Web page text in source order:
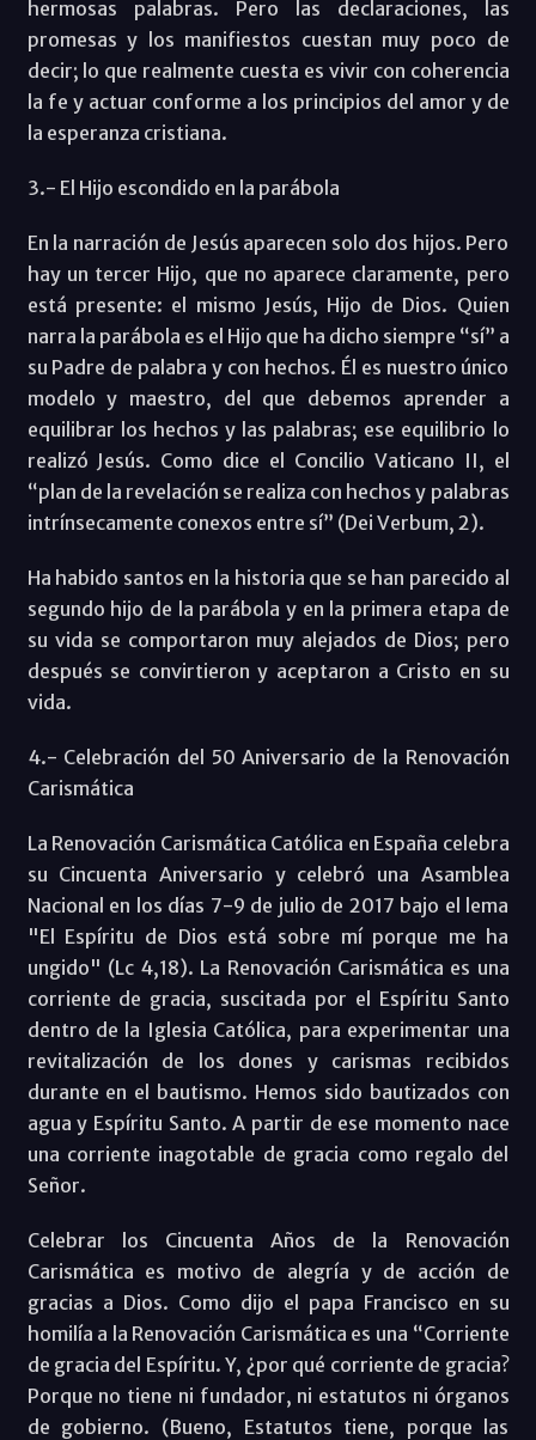
hermosas palabras. Pero las declaraciones, las
promesas y los manifiestos cuestan muy poco de
decir; lo que realmente cuesta es vivir con coherencia
la fe y actuar conforme a los principios del amor y de
la esperanza cristiana.
3.- El Hijo escondido en la parábola
En la narración de Jesús aparecen solo dos hijos. Pero
hay un tercer Hijo, que no aparece claramente, pero
está presente: el mismo Jesús, Hijo de Dios. Quien
narra la parábola es el Hijo que ha dicho siempre “sí” a
su Padre de palabra y con hechos. Él es nuestro único
modelo y maestro, del que debemos aprender a
equilibrar los hechos y las palabras; ese equilibrio lo
realizó Jesús. Como dice el Concilio Vaticano II, el
“plan de la revelación se realiza con hechos y palabras
intrínsecamente conexos entre sí” (Dei Verbum, 2).
Ha habido santos en la historia que se han parecido al
segundo hijo de la parábola y en la primera etapa de
su vida se comportaron muy alejados de Dios; pero
después se convirtieron y aceptaron a Cristo en su
vida.
4.- Celebración del 50 Aniversario de la Renovación
Carismática
La Renovación Carismática Católica en España celebra
su Cincuenta Aniversario y celebró una Asamblea
Nacional en los días 7-9 de julio de 2017 bajo el lema
"El Espíritu de Dios está sobre mí porque me ha
ungido" (Lc 4,18). La Renovación Carismática es una
corriente de gracia, suscitada por el Espíritu Santo
dentro de la Iglesia Católica, para experimentar una
revitalización de los dones y carismas recibidos
durante en el bautismo. Hemos sido bautizados con
agua y Espíritu Santo. A partir de ese momento nace
una corriente inagotable de gracia como regalo del
Señor.
Celebrar los Cincuenta Años de la Renovación
Carismática es motivo de alegría y de acción de
gracias a Dios. Como dijo el papa Francisco en su
homilía a la Renovación Carismática es una “Corriente
de gracia del Espíritu. Y, ¿por qué ‎corriente de gracia?
Porque no tiene ni fundador, ni estatutos ni órganos
de ‎gobierno. (Bueno, Estatutos tiene, porque las